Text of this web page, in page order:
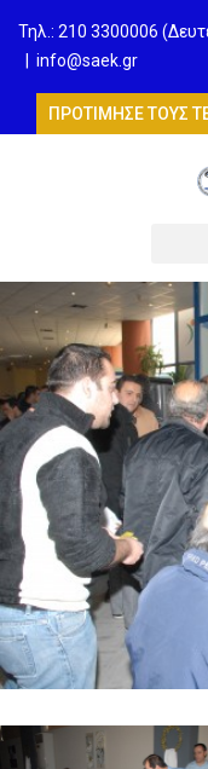
Τηλ.: 210 3300006
info@saek.gr
ΠΡΟΤΙΜΗΣΕ ΤΟΥΣ